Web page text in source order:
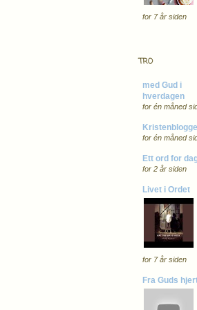
for 7 år siden
TRO
med Gud i
hverdagen
for én måned
for én måned
Ett ord for
for 2 år siden
Livet i Ordet
for 7 år siden
Fra Guds